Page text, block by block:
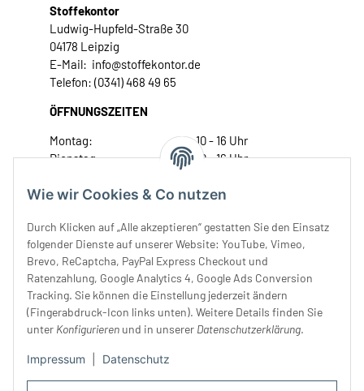
Wie wir Cookies & Co nutzen
Durch Klicken auf „Alle akzeptieren“ gestatten Sie den Einsatz
folgender Dienste auf unserer Website: YouTube, Vimeo,
Brevo, ReCaptcha, PayPal Express Checkout und
Ratenzahlung, Google Analytics 4, Google Ads Conversion
Tracking. Sie können die Einstellung jederzeit ändern
(Fingerabdruck-Icon links unten). Weitere Details finden Sie
unter Konfigurieren und in unserer Datenschutzerklärung.
Impressum Datenschutz
Stoffekontor
Ludwig-Hupfeld-Straße 30
04178 Leipzig
E-Mail: info@stoffekontor.de
Telefon: (0341) 468 49 65
ÖFFNUNGSZEITEN
Montag:
10 - 16 Uhr
Dienstag:
10 - 16 Uhr
Donnerstag:
10 - 18 Uhr
Samstag:
10 - 14 Uhr
Unser Service
Rechtliches